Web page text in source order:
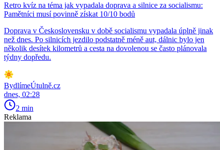
Retro kvíz na téma jak vypadala doprava a silnice za socialismu:
Pamětníci musí povinně získat 10/10 bodů
Doprava v Československu v době socialismu vypadala úplně jinak
než dnes. Po silnicích jezdilo podstatně méně aut, dálnic bylo jen
několik desítek kilometrů a cesta na dovolenou se často plánovala
týdny dopředu.
BydlímeÚtulně.cz
dnes, 02:28
2 min
Reklama